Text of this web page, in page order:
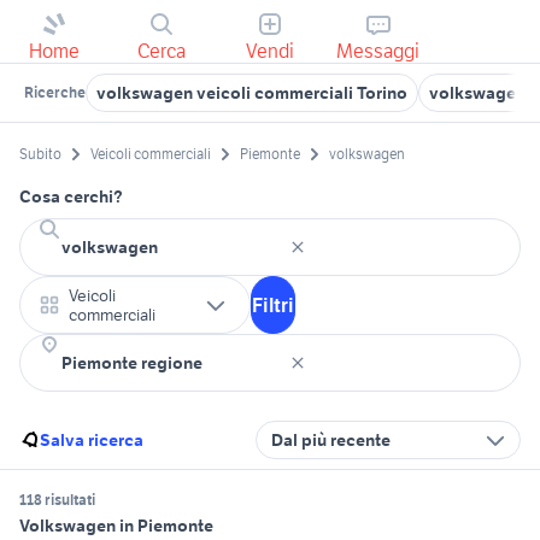
Home Cerca Vendi Messaggi
Ricerche volkswagen veicoli commerciali Torino volkswagen
Subito Veicoli commerciali Piemonte volkswagen
Cosa cerchi?
Veicoli
commerciali
Filtri
Salva ricerca Dal più recente
118 risultati
Volkswagen in Piemonte